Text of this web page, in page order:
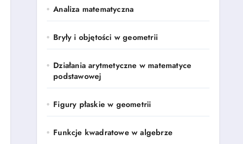
Analiza matematyczna
Bryły i objętości w geometrii
Działania arytmetyczne w matematyce
podstawowej
Figury płaskie w geometrii
Funkcje kwadratowe w algebrze